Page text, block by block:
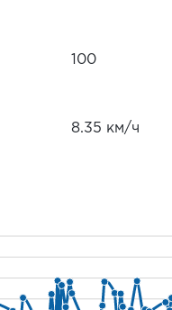
100
8.35 км/ч